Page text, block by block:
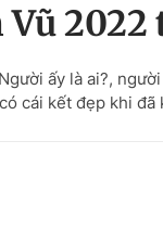
Vũ
ấy là ai?,
cái kết đẹp khi